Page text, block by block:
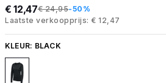
€ 12,47€ 24,95-50%
Laatste verkoopprijs: € 12,47
KLEUR: BLACK